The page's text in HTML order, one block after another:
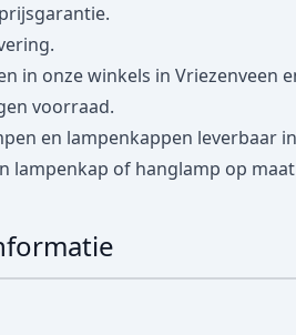
in onze winkels in Vriezenveen
voorraad.
en lampenkappen leverbaar
lampenkap of hanglamp op maat